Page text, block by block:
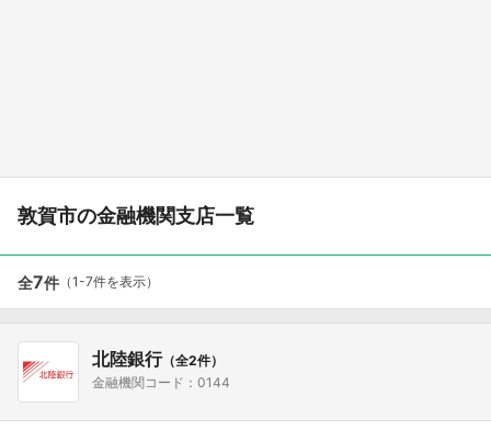
敦賀市の金融機関支店一覧
全7件 （1-7件を表示）
北陸銀行（全2件）
金融機関コード：0144